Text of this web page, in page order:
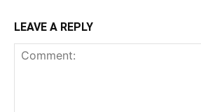
LEAVE A REPLY